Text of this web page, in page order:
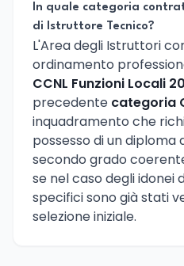
In quale categoria
di Istruttore Tecnico?
L'Area degli Istruttori
ordinamento
CCNL Funzioni Locali
precedente categoria
inquadramento che
possesso di un diploma
secondo grado
se nel caso degli idonei
specifici sono già stati
selezione iniziale.